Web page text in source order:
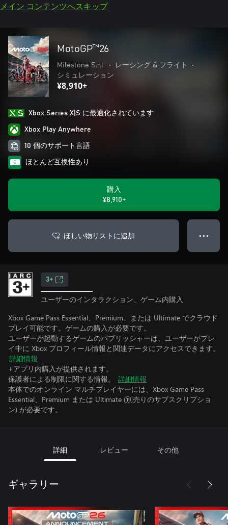
メイン コンテンツへスキップ
MotoGP™26
Milestone S.r.l. • レーシング & フライト
•
シミュレーション
¥8,910+
Xbox Series X|S に最適化されています
Xbox Play Anywhere
10 個のサポート言語
ほとんど互換性あり
購入
¥8,910+
ほしい物リストに追加 ● ● ●
3+
ユーザーのインタラクション、ゲーム内購入
Xbox Game Pass Essential、Premium、または Ultimate でクラウド
プレイ可能です。ゲームの購入が必要です。
ユーザーが起動するゲームのパブリッシャーは、ユーザーがプレ
イ中に Xbox プロフィール情報と関連データにアクセスできます。
詳細情報
+アプリ内購入が提供されます。
保護者による制限に関する情報。
詳細情報
本体でのオンライン マルチプレイヤーには、Xbox Game Pass
Essential、Premium または Ultimate (別売りのサブスクリプショ
ン) が必要です。
詳細 レビュー その他
ギャラリー